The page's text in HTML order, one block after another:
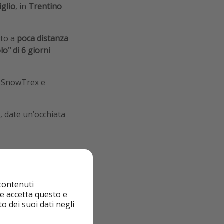
, in Trentino
a poca distanza
di 6 giorni
e
un’occhiata
accetta questo e
dei suoi dati negli